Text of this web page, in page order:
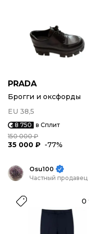
PRADA
Брогги и оксфорды
EU 38,5
8 750 в Сплит
150 000 ₽
35 000 ₽ -77%
Osu100
Частный продавец
0